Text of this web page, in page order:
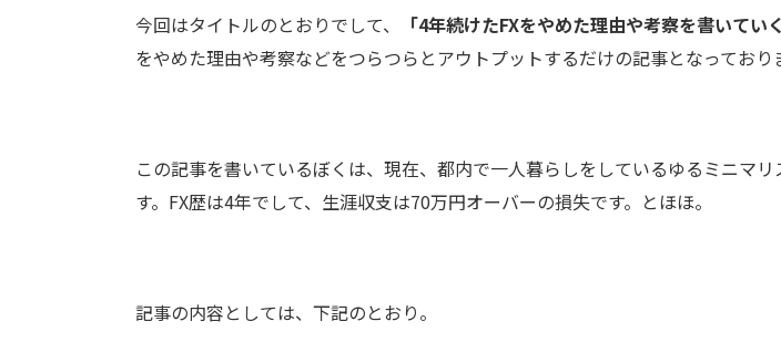
今回はタイトルのとおりでして、 「4年続けたFXをやめた理由や考察を書いていく
をやめた理由や考察などをつらつらとアウトプットするだけの記事となっており
この記事を書いているぼくは、現在、都内で一人暮らしをしているゆるミニマ
す。FX歴は4年でして、生涯収支は70万円オーバーの損失です。とほほ。
記事の内容としては、下記のとおり。